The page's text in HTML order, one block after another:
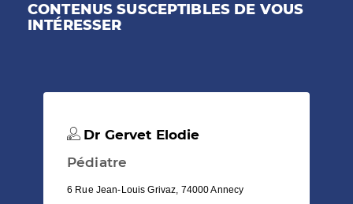
CONTENUS SUSCEPTIBLES DE VOUS
INTÉRESSER
Dr Gervet Elodie
Pédiatre
6 Rue Jean-Louis Grivaz, 74000 Annecy